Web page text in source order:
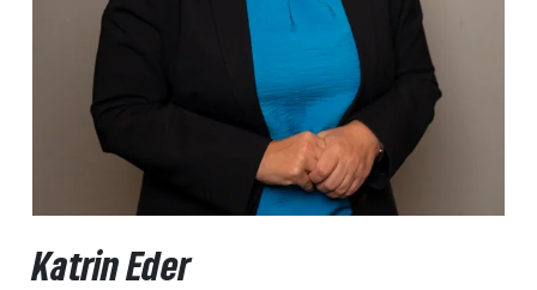
Katrin Eder